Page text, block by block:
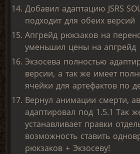
Добавил адаптацию JSRS
подходит для обеих версий
Апгрейд рюкзаков на
уменьшил цены на апгрейд
Экзосева полностью
версии, а так же имеет
ячейки для артефактов по
Вернул анимации смерти,
адаптировал под 1.5.1 Так
устанавливает правки
возможность ставить
рюкзаков + Экзосеву!